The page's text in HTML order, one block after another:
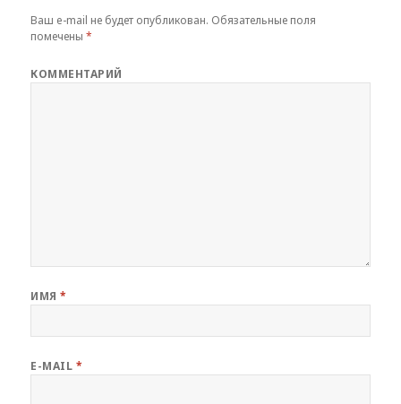
Ваш e-mail не будет опубликован. Обязательные поля
помечены*
КОММЕНТАРИЙ
ИМЯ*
E-MAIL *